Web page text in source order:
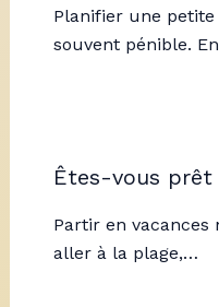
Planifier une petite
souvent pénible.
Êtes-vous
Partir en vacances
aller à la plage,…